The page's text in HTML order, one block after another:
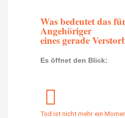
Was bedeutet das
Angehöriger
eines gerade
Es öffnet den Blick:
Tod ist nicht mehr ein